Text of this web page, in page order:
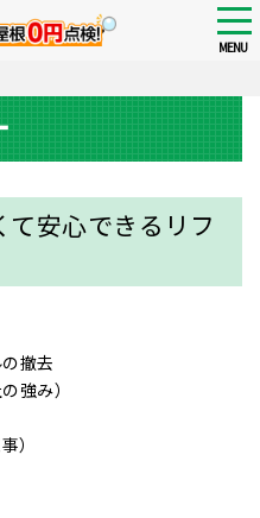
MENU
安心できるリフ
撤去
強み）
）